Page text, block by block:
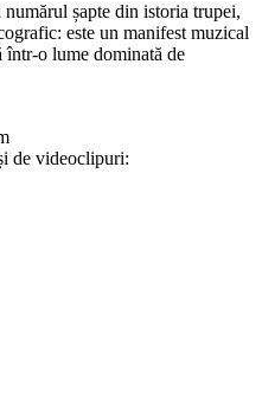
șapte din istoria trupei,
este un manifest muzical
într-o lume dominată de
de videoclipuri: